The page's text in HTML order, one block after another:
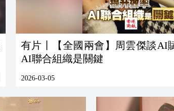
有片丨【全國兩會】周雲傑談AI
AI聯合組織是關鍵
2026-03-05